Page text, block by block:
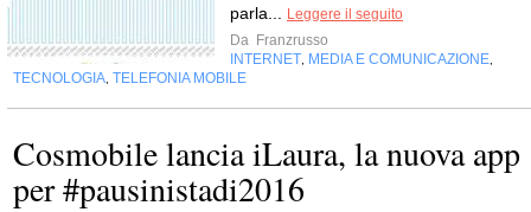
parla...
Leggere il seguito
Da Franzrusso
INTERNET MEDIA E COMUNICAZIONE
TECNOLOGIA TELEFONIA MOBILE
Cosmobile lancia iLaura, la nuova app
per #pausinistadi2016